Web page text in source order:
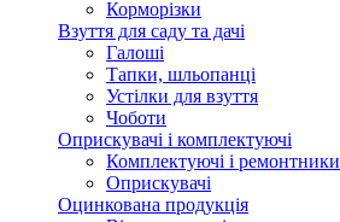
Корморізки
Взуття для саду та дачі
Галоші
Тапки, шльопанці
Устілки для взуття
Чоботи
Оприскувачі і комплектуючі
Комплектуючі і ремонтники
Оприскувачі
Оцинкована продукція